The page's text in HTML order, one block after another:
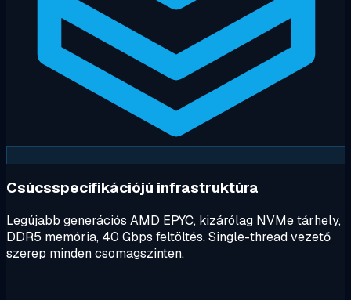
Csúcsspecifikációjú infrastruktúra
Legújabb generációs AMD EPYC, kizárólag NVMe tárhely,
DDR5 memória, 40 Gbps feltöltés. Single-thread vezető
szerep minden csomagszinten.